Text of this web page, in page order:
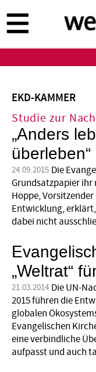
zum
Inhalt
EKD-KAMMER
Studie zur
„Anders
überleben“
24.09.2015 Die
Grundsatzpapier ihr
Hoppe,
Entwicklung,
dabei nicht
„Weltrat“
21.03.2014 Die UN-
2015 führen die
globalen
Evangelischen
eine verbindliche
aufpasst und auch